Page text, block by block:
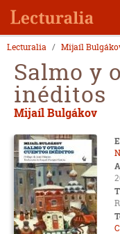
Lecturalia Mijaíl
Salmo y
inéditos
Mijaíl Bulgákov